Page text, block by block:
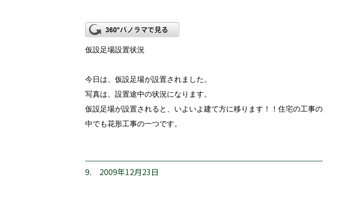
仮設足場設置状況
今日は、仮設足場が設置されました。
写真は、設置途中の状況になります。
仮設足場が設置されると、いよいよ建て方に移ります！！住宅の工事の
中でも花形工事の一つです。
9. 2009年12月23日